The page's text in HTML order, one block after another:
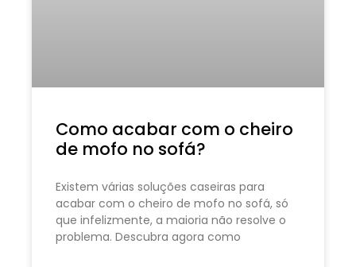
Como acabar com o cheiro
de mofo no sofá?
Existem várias soluções caseiras para
acabar com o cheiro de mofo no sofá, só
que infelizmente, a maioria não resolve o
problema. Descubra agora como